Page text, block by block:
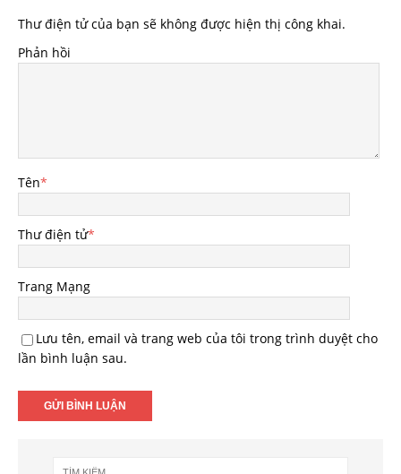
Thư điện tử của bạn sẽ không được hiện thị công khai.
Phản hồi
Tên*
Thư điện tử*
Trang Mạng
Lưu tên, email và trang web của tôi trong trình duyệt cho
lần bình luận sau.